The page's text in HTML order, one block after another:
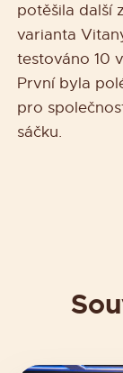
potěšila další
varianta
testováno 10
První byla
pro
sáčku.